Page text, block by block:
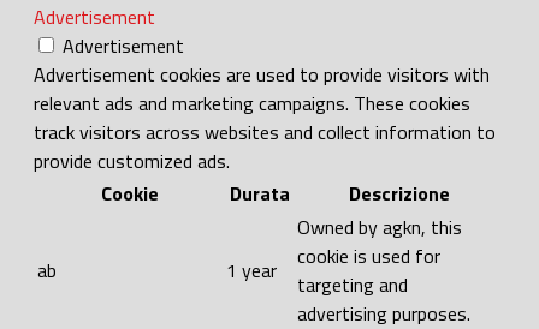
Advertisement
Advertisement
Advertisement cookies are used to provide visitors with
relevant ads and marketing campaigns. These cookies
track visitors across websites and collect information to
provide customized ads.
Cookie
Durata Descrizione
ab 1 year
Owned by agkn, this
cookie is used for
targeting and
advertising purposes.